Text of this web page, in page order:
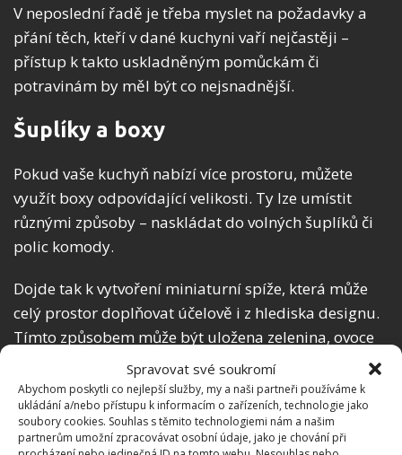
Spravovat své soukromí
Abychom poskytli co nejlepší služby, my a naši partneři používáme k
ukládání a/nebo přístupu k informacím o zařízeních, technologie jako
soubory cookies. Souhlas s těmito technologiemi nám a našim
partnerům umožní zpracovávat osobní údaje, jako je chování při
V neposlední řadě je třeba myslet na požadavky a
přání těch, kteří v dané kuchyni vaří nejčastěji –
přístup k takto uskladněným pomůckám či
potravinám by měl být co nejsnadnější.
Šuplíky a boxy
Pokud vaše kuchyň nabízí více prostoru, můžete
využít boxy odpovídající velikosti. Ty lze umístit
různými způsoby – naskládat do volných šuplíků či
polic komody.
Dojde tak k vytvoření miniaturní spíže, která může
celý prostor doplňovat účelově i z hlediska designu.
Tímto způsobem může být uložena zelenina, ovoce
či trvanlivé položky. Vhodné je rozdělení jednotlivých
oddílů, aby bylo patrné, kde se který typ potravin
nachází.